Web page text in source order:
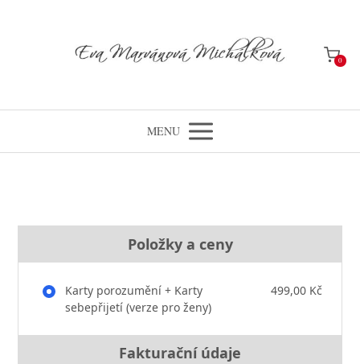
0
MENU
Položky a ceny
Karty porozumění + Karty
sebepřijetí (verze pro ženy)
499,00 Kč
Fakturační údaje